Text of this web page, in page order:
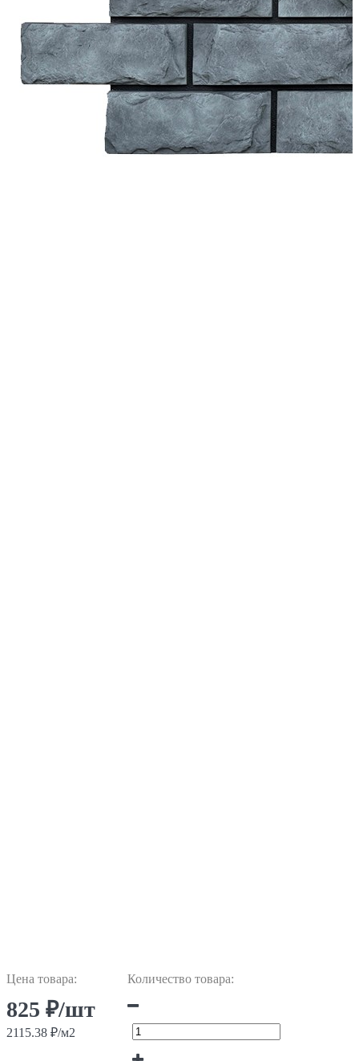
Контакты
Цена товара:
825 ₽/шт
2115.38 ₽/м2
Количество товара: